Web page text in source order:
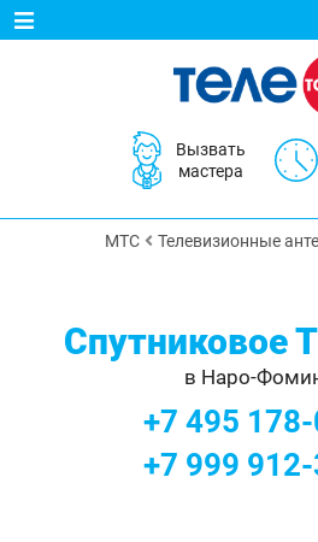
Вызвать
мастера
МТС Телевизионные
Спутниковое
в Наро-
+7 495
+7 999